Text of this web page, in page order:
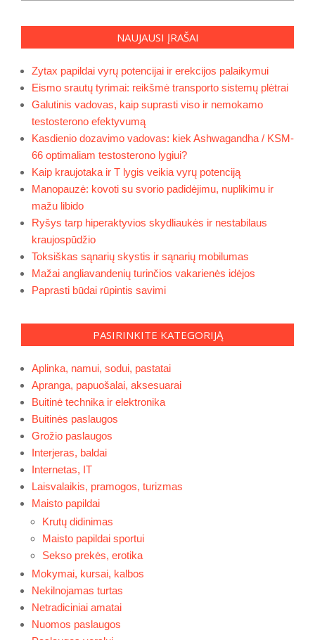
NAUJAUSI ĮRAŠAI
Zytax papildai vyrų potencijai ir erekcijos palaikymui
Eismo srautų tyrimai: reikšmė transporto sistemų plėtrai
Galutinis vadovas, kaip suprasti viso ir nemokamo
testosterono efektyvumą
Kasdienio dozavimo vadovas: kiek Ashwagandha / KSM-
66 optimaliam testosterono lygiui?
Kaip kraujotaka ir T lygis veikia vyrų potenciją
Manopauzė: kovoti su svorio padidėjimu, nuplikimu ir
mažu libido
Ryšys tarp hiperaktyvios skydliaukės ir nestabilaus
kraujospūdžio
Toksiškas sąnarių skystis ir sąnarių mobilumas
Mažai angliavandenių turinčios vakarienės idėjos
Paprasti būdai rūpintis savimi
PASIRINKITE KATEGORIJĄ
Aplinka, namui, sodui, pastatai
Apranga, papuošalai, aksesuarai
Buitinė technika ir elektronika
Buitinės paslaugos
Grožio paslaugos
Interjeras, baldai
Internetas, IT
Laisvalaikis, pramogos, turizmas
Maisto papildai
Krutų didinimas
Maisto papildai sportui
Sekso prekės, erotika
Mokymai, kursai, kalbos
Nekilnojamas turtas
Netradiciniai amatai
Nuomos paslaugos